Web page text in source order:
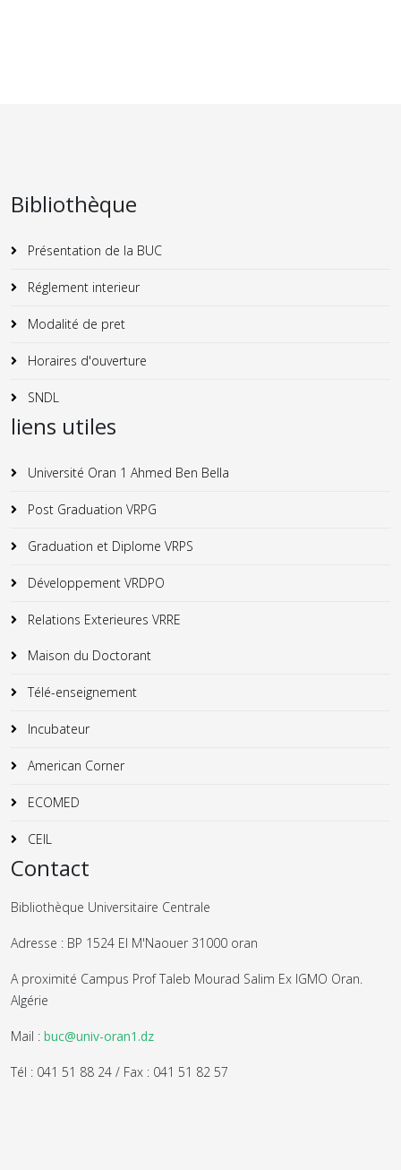
Bibliothèque
Présentation de la BUC
Réglement interieur
Modalité de pret
Horaires d'ouverture
SNDL
liens utiles
Université Oran 1 Ahmed Ben Bella
Post Graduation VRPG
Graduation et Diplome VRPS
Développement VRDPO
Relations Exterieures VRRE
Maison du Doctorant
Télé-enseignement
Incubateur
American Corner
ECOMED
CEIL
Contact
Bibliothèque Universitaire Centrale
Adresse : BP 1524 El M'Naouer 31000 oran
A proximité Campus Prof Taleb Mourad Salim Ex IGMO Oran.
Algérie
Mail : buc@univ-oran1.dz
Tél : 041 51 88 24 / Fax : 041 51 82 57